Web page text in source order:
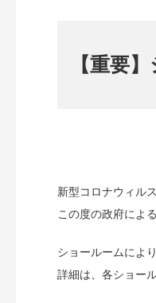
【重要
新型コロナウィル
この度の政府によ
ショールームによ
詳細は、各ショー